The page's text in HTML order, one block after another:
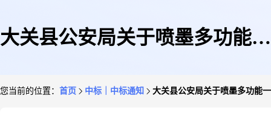
大关县公安局关于喷墨多功能一
您当前的位置： 首页 中标｜中标通知 大关县公安局关于喷墨多功能